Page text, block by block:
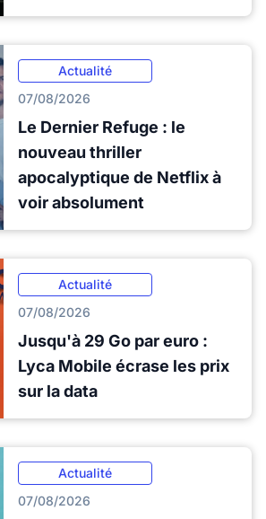
Actualité
07/08/2026
Le Dernier Refuge : le
nouveau thriller
apocalyptique de Netflix à
voir absolument
Actualité
07/08/2026
Jusqu'à 29 Go par euro :
Lyca Mobile écrase les prix
sur la data
Actualité
07/08/2026